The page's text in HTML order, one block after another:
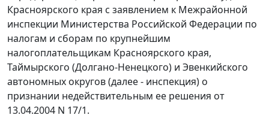
Красноярского края с заявлением к Межрайонной
инспекции Министерства Российской Федерации по
налогам и сборам по крупнейшим
налогоплательщикам Красноярского края,
Таймырского (Долгано-Ненецкого) и Эвенкийского
автономных округов (далее - инспекция) о
признании недействительным ее решения от
13.04.2004 N 17/1.